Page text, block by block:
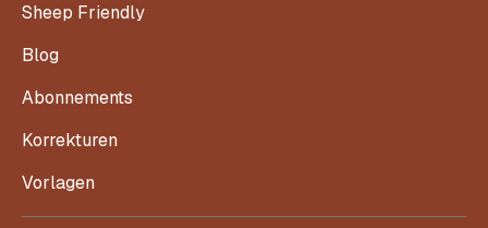
Sheep Friendly
Blog
Abonnements
Korrekturen
Vorlagen